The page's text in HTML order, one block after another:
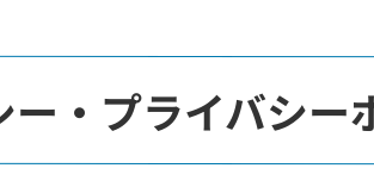
・プライバシー